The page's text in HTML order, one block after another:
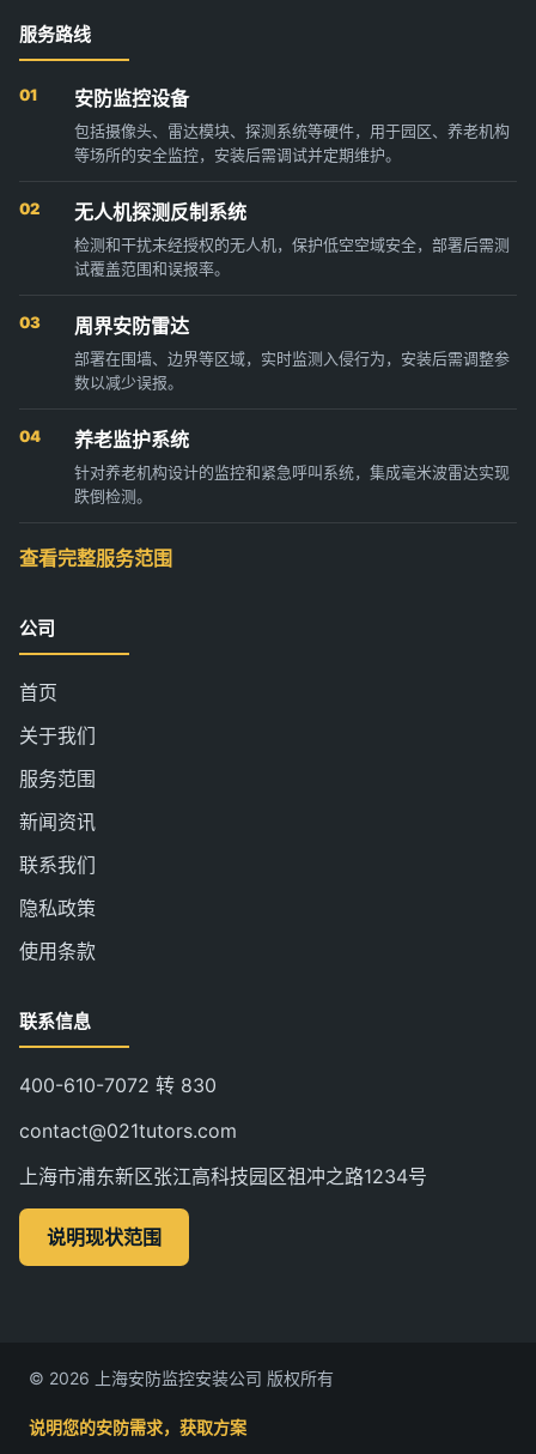
服务路线
01 安防监控设备
包括摄像头、雷达模块、探测系统等硬件，用于园区、养老机构
等场所的安全监控，安装后需调试并定期维护。
02 无人机探测反制系统
检测和干扰未经授权的无人机，保护低空空域安全，部署后需测
试覆盖范围和误报率。
03 周界安防雷达
部署在围墙、边界等区域，实时监测入侵行为，安装后需调整参
数以减少误报。
04 养老监护系统
针对养老机构设计的监控和紧急呼叫系统，集成毫米波雷达实现
跌倒检测。
查看完整服务范围
公司
首页
关于我们
服务范围
新闻资讯
联系我们
隐私政策
使用条款
联系信息
400-610-7072 转 830
contact@021tutors.com
上海市浦东新区张江高科技园区祖冲之路1234号
说明现状范围
© 2026 上海安防监控安装公司 版权所有
说明您的安防需求，获取方案